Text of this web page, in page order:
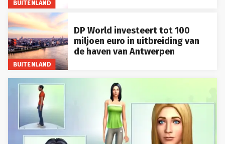
BUITENLAND
BUITENLAND
DP World investeert tot 100
miljoen euro in uitbreiding van
de haven van Antwerpen